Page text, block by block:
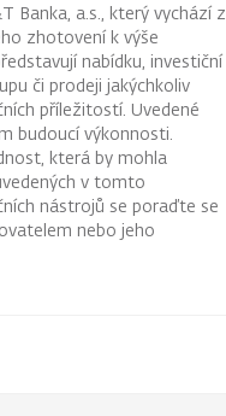
Banka, a.s., který vychází z
zhotovení k výše
nabídku, investiční
či prodeji jakýchkoliv
příležitostí. Uvedené
budoucí výkonnosti.
která by mohla
v tomto
nástrojů se poraďte se
nebo jeho